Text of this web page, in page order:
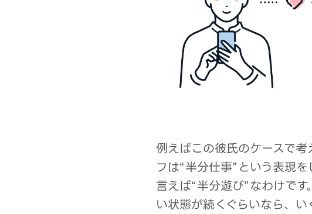
例えばこの彼氏のケースで
フは“半分仕事”という表現
言えば“半分遊び”なわけで
い状態が続くぐらいなら、